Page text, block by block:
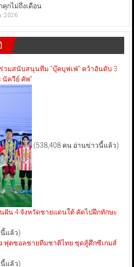
คุกไม่ถึงเดือน
2026
วมสนับสนุนทีม “บุ๊คบุฟเฟ่” คว้าอันดับ 3
นัควีย์ คัพ”
(538,408 คน อ่านข่าวนี้แล้ว)
ฝัน 4 จังหวัดชายแดนใต้ คัดไปฝึกทักษะ
แล้ว)
ฟุตซอลชายทีมชาติไทย ชุดสู้ศึกซีเกมส์
แล้ว)